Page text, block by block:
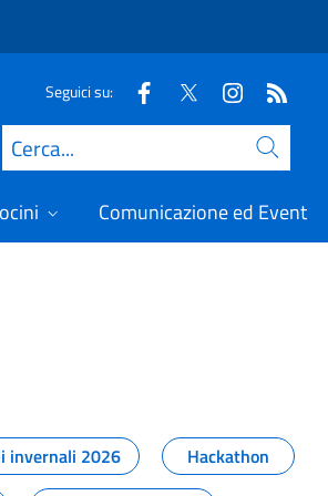
Seguici su:
Cerca
Comunicazione ed Eventi
invernali 2026
Hackathon